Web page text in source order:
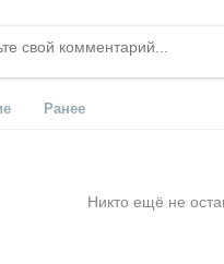
Ранее
Никто ещё не